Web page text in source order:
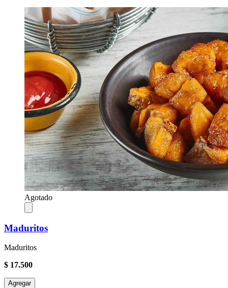
Agotado
Maduritos
Maduritos
$ 17.500
Agregar